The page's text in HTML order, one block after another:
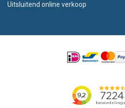
Uitsluitend online verkoop